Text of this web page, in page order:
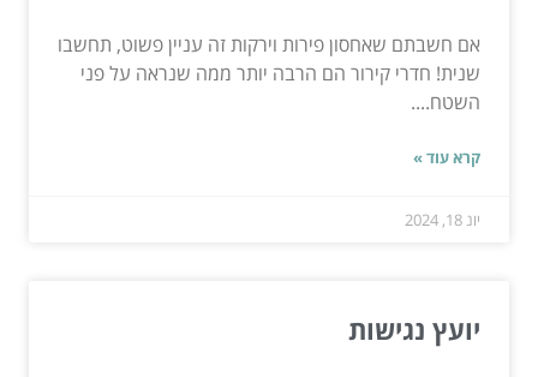
אם חשבתם שאחסון פירות וירקות זה עניין פשוט, תחשבו
שנית! חדרי קירור הם הרבה יותר ממה שנראה על פני
השטח....
קרא עוד »
יונ 18, 2024
יועץ נגישות